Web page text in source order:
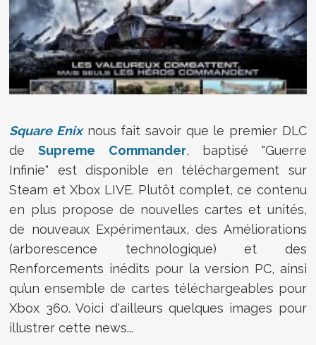
Square Enixnous fait savoir que le premier DLC
deSupreme Commander, baptisé "Guerre
Infinie" est disponible en téléchargement sur
Steam et Xbox LIVE. Plutôt complet, ce contenu
en plus propose de nouvelles cartes et unités,
de nouveaux Expérimentaux, des Améliorations
(arborescence technologique) et des
Renforcements inédits pour la version PC, ainsi
qu’un ensemble de cartes téléchargeables pour
Xbox 360. Voici d'ailleurs quelques images pour
illustrer cette news...